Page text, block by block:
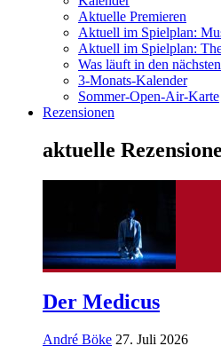
Aktuelle Premieren
Aktuell im Spielplan:
Aktuell im Spielplan:
Was läuft in den
3-Monats-Kalender
Sommer-Open-Air-Karte
Rezensionen
aktuelle
Der Medicus
André Böke 27. Juli 2026